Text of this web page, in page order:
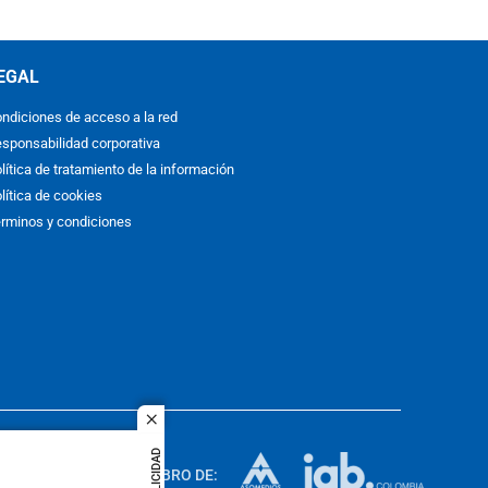
close
de acceso a la red
corporativa
de tratamiento de la información
de cookies
y condiciones
MIEMBRO DE: